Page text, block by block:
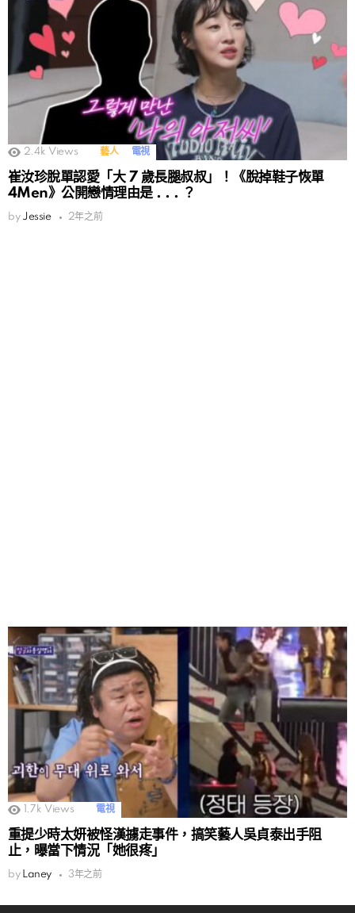
2.4k Views 藝人 電視
崔汝珍脫單認愛「大 7 歲長腿叔叔」！《脫掉鞋子恢單
4Men》公開戀情理由是 . . . ？
by Jessie 2年之前
1.7k Views 電視
重提少時太妍被怪漢擄走事件，搞笑藝人吳貞泰出手阻
止，曝當下情況「她很疼」
by Laney 3年之前